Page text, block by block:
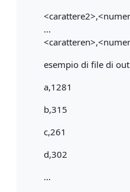
...
esempio di file di
a,1281
b,315
c,261
d,302
…